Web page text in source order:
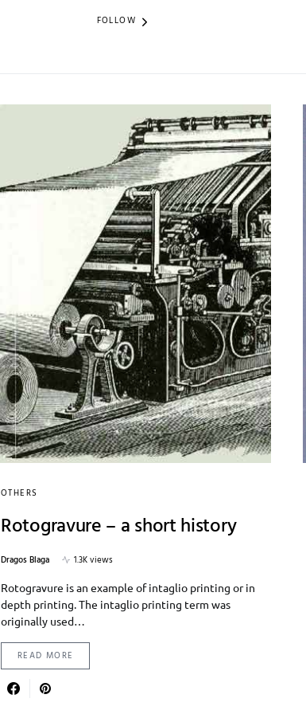
FOLLOW
OTHERS
Rotogravure – a short history
Dragos Blaga
1.3K views
Rotogravure is an example of intaglio printing or in
depth printing. The intaglio printing term was
originally used…
READ MORE